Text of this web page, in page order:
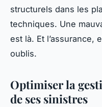
structurels dans les
techniques. Une
est là. Et l’assurance,
oublis.
Optimiser la
de ses sinistres